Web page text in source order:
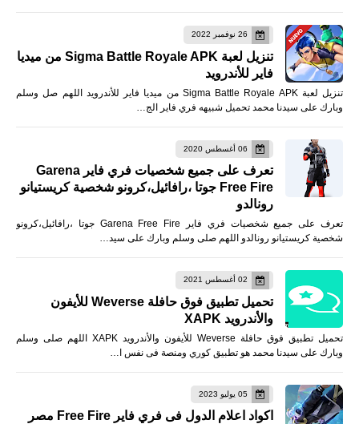
26 نوفمبر 2022
تنزيل لعبة Sigma Battle Royale APK من ميديا
فاير للأندرويد
تنزيل لعبة Sigma Battle Royale APK من ميديا فاير للأندرويد اللهم صل وسلم
وبارك على سيدنا محمد تحميل شبيهه فري فاير الج…
06 أغسطس 2020
تعرف على جميع شخصيات فري فاير Garena
Free Fire جوتا ،رافائيل،كرونو شخصية كريستيانو
رونالدو
تعرف على جميع شخصيات فري فاير Garena Free Fire جوتا ،رافائيل،كرونو
شخصية كريستيانو رونالدو اللهم صلى وسلم وبارك على سيد…
02 أغسطس 2021
تحميل تطبيق فوق حافلة Weverse للأيفون
والأندرويد XAPK
تحميل تطبيق فوق حافلة Weverse للأيفون والأندرويد XAPK اللهم صلى وسلم
وبارك على سيدنا محمد هو تطبيق كوري ومنصة فى نفس ا…
05 يوليو 2023
اكواد اعلام الدول فى فري فاير Free Fire مصر